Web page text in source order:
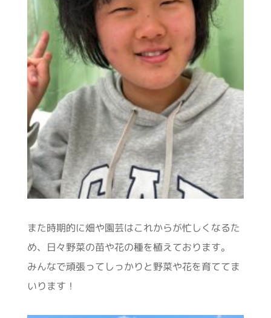
また時期的に畑や園芸はこれからが忙しくなるた
め、日々野菜の苗や花の種を植えております。
みんなで頑張ってしっかりと野菜や花を育ててま
いります！